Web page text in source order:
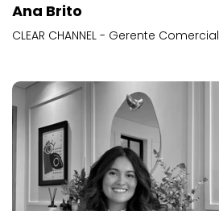
Ana Brito
CLEAR CHANNEL - Gerente Comercial